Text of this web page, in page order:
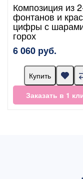
Композиция из
фонтанов и
цифры с
горох
6 060 руб.
Купить
Заказать в 1